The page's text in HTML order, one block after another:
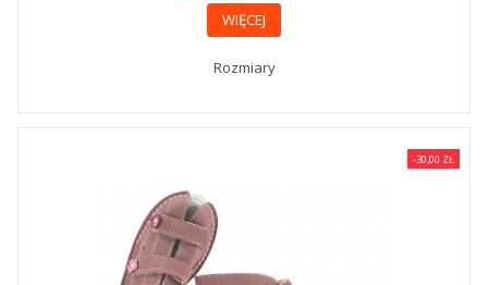
WIĘCEJ
Rozmiary
-30,00 ZŁ